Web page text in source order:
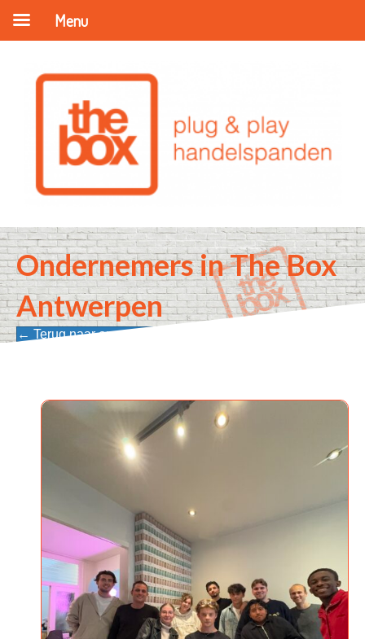
Ondernemers in The Box
Antwerpen
← Terug naar onze ondernemers
Menu